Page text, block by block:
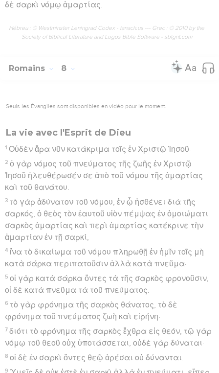
δὲ σαρκὶ νόμῳ ἁμαρτίας.
Hébreu : © Westminster Leningrad Codex - tanach.us --- Grec : © 2010 by the
Society of Biblical Literature and Logos Bible Software - sblgnt.com
Romains 8
Seuls les Évangiles sont disponibles en vidéo pour le moment.
La vie avec l'Esprit de Dieu
1 Οὐδὲν ἄρα νῦν κατάκριμα τοῖς ἐν Χριστῷ Ἰησοῦ·
2 ὁ γὰρ νόμος τοῦ πνεύματος τῆς ζωῆς ἐν Χριστῷ
Ἰησοῦ ἠλευθέρωσέν σε ἀπὸ τοῦ νόμου τῆς ἁμαρτίας
καὶ τοῦ θανάτου.
3 τὸ γὰρ ἀδύνατον τοῦ νόμου, ἐν ᾧ ἠσθένει διὰ τῆς
σαρκός, ὁ θεὸς τὸν ἑαυτοῦ υἱὸν πέμψας ἐν ὁμοιώματι
σαρκὸς ἁμαρτίας καὶ περὶ ἁμαρτίας κατέκρινε τὴν
ἁμαρτίαν ἐν τῇ σαρκί,
4 ἵνα τὸ δικαίωμα τοῦ νόμου πληρωθῇ ἐν ἡμῖν τοῖς μὴ
κατὰ σάρκα περιπατοῦσιν ἀλλὰ κατὰ πνεῦμα·
5 οἱ γὰρ κατὰ σάρκα ὄντες τὰ τῆς σαρκὸς φρονοῦσιν,
οἱ δὲ κατὰ πνεῦμα τὰ τοῦ πνεύματος.
6 τὸ γὰρ φρόνημα τῆς σαρκὸς θάνατος, τὸ δὲ
φρόνημα τοῦ πνεύματος ζωὴ καὶ εἰρήνη·
7 διότι τὸ φρόνημα τῆς σαρκὸς ἔχθρα εἰς θεόν, τῷ γὰρ
νόμῳ τοῦ θεοῦ οὐχ ὑποτάσσεται, οὐδὲ γὰρ δύναται·
8 οἱ δὲ ἐν σαρκὶ ὄντες θεῷ ἀρέσαι οὐ δύνανται.
9